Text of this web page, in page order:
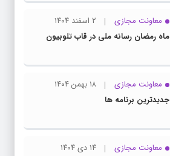
معاونت مجازی
۲ اسفند ۱۴۰۴
ماه رمضان رسانه ملی در قاب تلوبیون
معاونت مجازی
۱۸ بهمن ۱۴۰۴
جدیدترین برنامه ها
معاونت مجازی
۱۴ دی ۱۴۰۴